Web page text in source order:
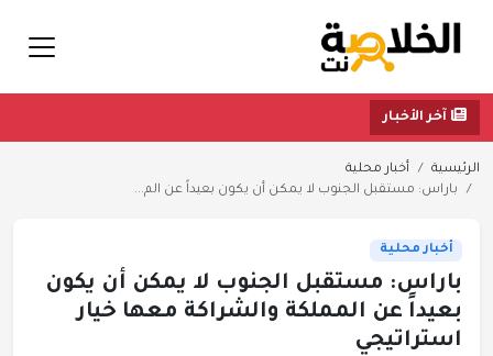
آخر الأخبار
الرئيسية
أخبار محلية
باراس: مستقبل الجنوب لا يمكن أن يكون بعيداً عن الم...
أخبار محلية
باراس: مستقبل الجنوب لا يمكن أن يكون
بعيداً عن المملكة والشراكة معها خيار
استراتيجي